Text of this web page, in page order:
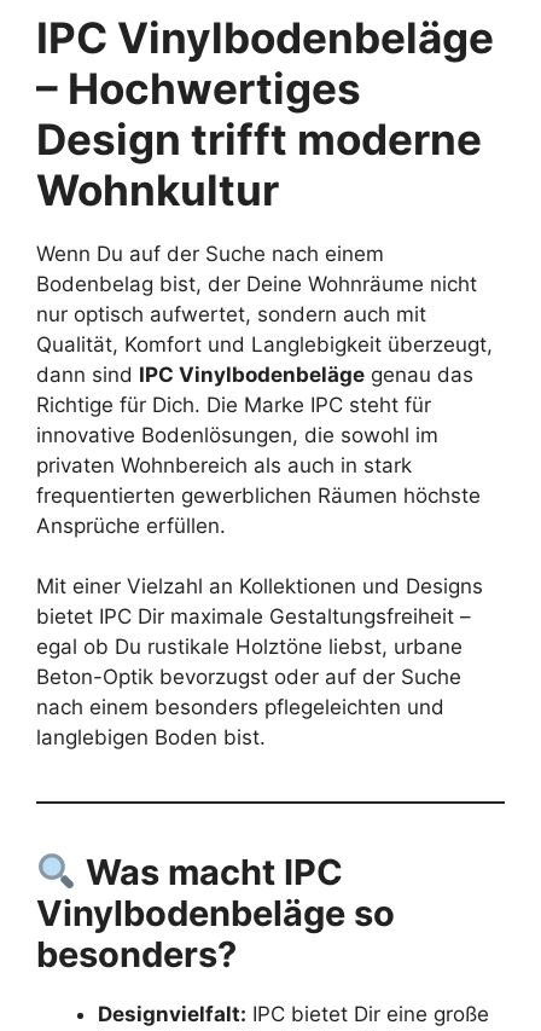
IPC Vinylbodenbeläge
– Hochwertiges
Design trifft moderne
Wohnkultur
Wenn Du auf der Suche nach einem
Bodenbelag bist, der Deine Wohnräume nicht
nur optisch aufwertet, sondern auch mit
Qualität, Komfort und Langlebigkeit überzeugt,
dann sind IPC Vinylbodenbeläge genau das
Richtige für Dich. Die Marke IPC steht für
innovative Bodenlösungen, die sowohl im
privaten Wohnbereich als auch in stark
frequentierten gewerblichen Räumen höchste
Ansprüche erfüllen.
Mit einer Vielzahl an Kollektionen und Designs
bietet IPC Dir maximale Gestaltungsfreiheit –
egal ob Du rustikale Holztöne liebst, urbane
Beton-Optik bevorzugst oder auf der Suche
nach einem besonders pflegeleichten und
langlebigen Boden bist.
Was macht IPC
Vinylbodenbeläge so
besonders?
Designvielfalt: IPC bietet Dir eine große